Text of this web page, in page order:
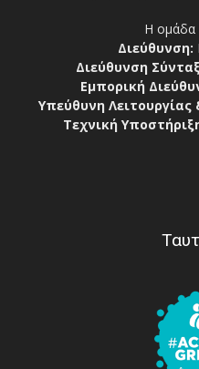
Η ομάδα
Διεύθυνση:
Διεύθυνση
Εμπορική
Υπεύθυνη Λειτουργίας
Τεχνική